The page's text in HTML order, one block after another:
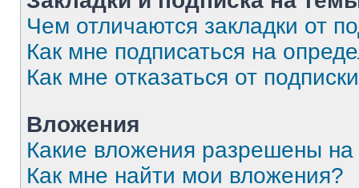
Чем отличаются закладки от
Как мне подписаться на
Как мне отказаться от
Вложения
Какие вложения разрешены
Как мне найти мои вложения?